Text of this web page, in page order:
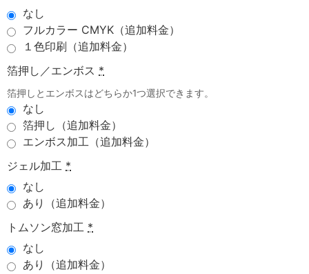
なし
フルカラー CMYK（追加料金）
１色印刷（追加料金）
箔押し／エンボス *
箔押しとエンボスはどちらか1つ選択できます。
なし
箔押し（追加料金）
エンボス加工（追加料金）
ジェル加工 *
なし
あり（追加料金）
トムソン窓加工 *
なし
あり（追加料金）